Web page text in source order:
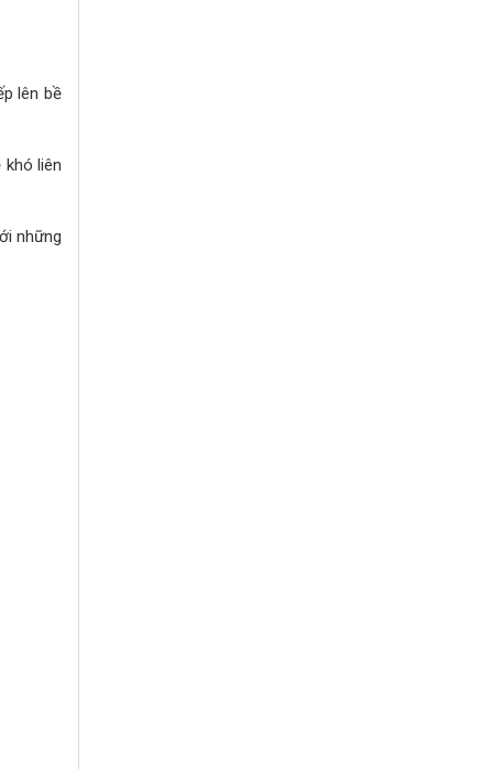
lên bề
liên
những